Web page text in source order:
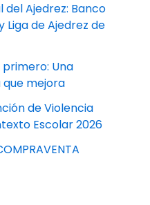
del Ajedrez: Banco
Liga de Ajedrez de
Una
mejora
de Violencia
Escolar 2026